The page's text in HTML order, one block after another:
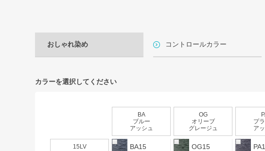
おしゃれ染め コントロールカラー
カラーを選択してください
BA
ブルー
アッシュ
OG
オリーブ
グレージュ
プ
ア
15LV BA15 OG15